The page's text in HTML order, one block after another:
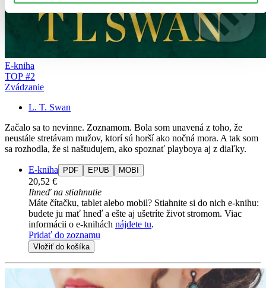
E-kniha
TOP #2
Zvádzanie
L. T. Swan
Začalo sa to nevinne. Zoznamom. Bola som unavená z toho, že
neustále stretávam mužov, ktorí sú horší ako nočná mora. A tak som
sa rozhodla, že si naštudujem, ako spoznať playboya aj z diaľky.
E-kniha PDF EPUB MOBI
20,52 €
Ihneď na stiahnutie
Máte čítačku, tablet alebo mobil? Stiahnite si do nich e-knihu:
budete ju mať hneď a ešte aj ušetríte život stromom. Viac
informácii o e-knihách nájdete tu.
Pridať do zoznamu
Vložiť do košíka